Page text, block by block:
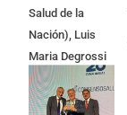
Salud de la
Nación), Luis
Maria Degrossi
(Presidente de
Apres Salud) y